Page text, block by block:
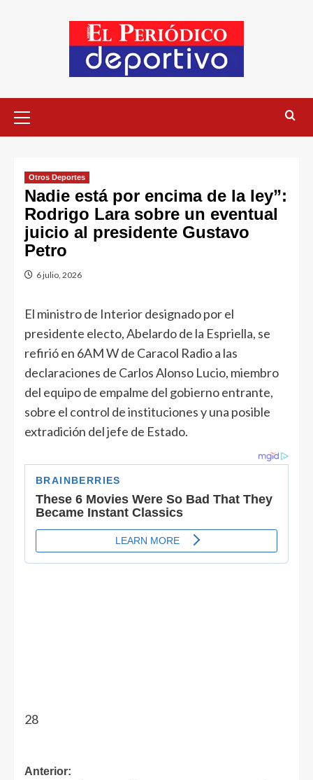
Otros Deportes
Nadie está por encima de la ley”:
Rodrigo Lara sobre un eventual
juicio al presidente Gustavo
Petro
6 julio, 2026
El ministro de Interior designado por el
presidente electo, Abelardo de la Espriella, se
refirió en 6AM W de Caracol Radio a las
declaraciones de Carlos Alonso Lucio, miembro
del equipo de empalme del gobierno entrante,
sobre el control de instituciones y una posible
extradición del jefe de Estado.
28
Anterior: